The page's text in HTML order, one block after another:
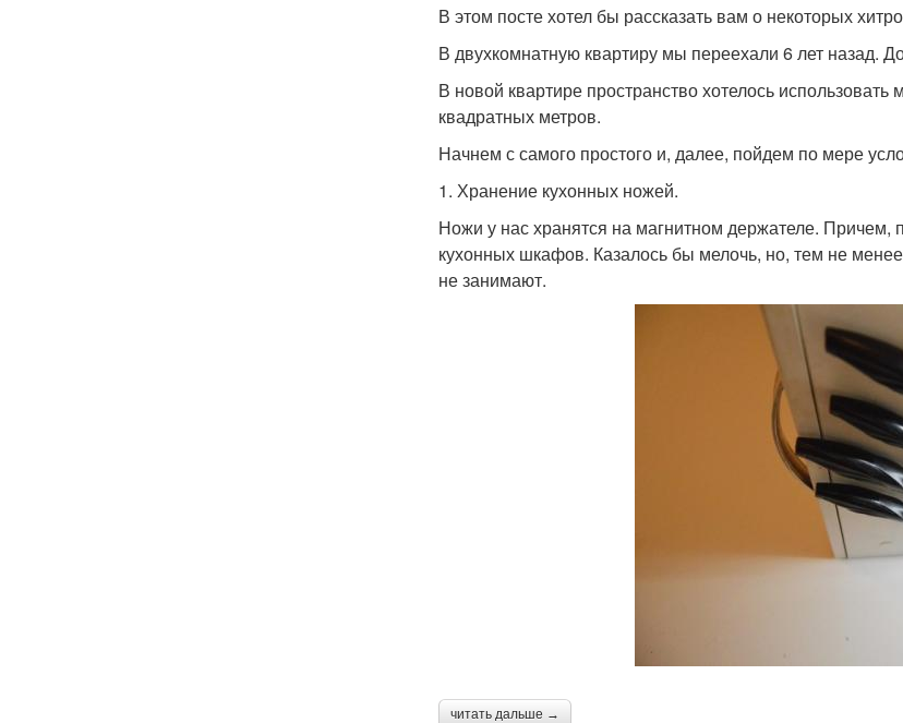
В этом посте хотел бы рассказать вам о некоторых
В двухкомнатную квартиру мы переехали 6 лет назад.
В новой квартире пространство хотелось
квадратных метров.
Начнем с самого простого и, далее, пойдем по мере
1. Хранение кухонных ножей.
Ножи у нас хранятся на магнитном держателе. Причем,
кухонных шкафов. Казалось бы мелочь, но, тем не
не занимают.
читать дальше →